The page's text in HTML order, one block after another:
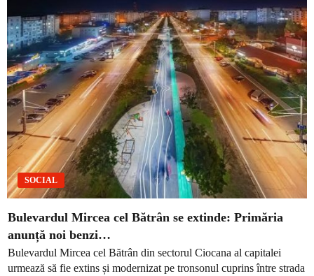
SOCIAL
Bulevardul Mircea cel Bătrân se extinde: Primăria
anunță noi benzi…
Bulevardul Mircea cel Bătrân din sectorul Ciocana al capitalei
urmează să fie extins și modernizat pe tronsonul cuprins între strada